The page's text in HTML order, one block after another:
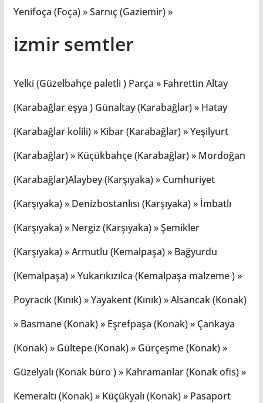
Yenifoça (Foça) » Sarnıç (Gaziemir) »
izmir semtler
Yelki (Güzelbahçe paletli ) Parça » Fahrettin Altay
(Karabağlar eşya ) Günaltay (Karabağlar) » Hatay
(Karabağlar kolili) » Kibar (Karabağlar) » Yeşilyurt
(Karabağlar) » Küçükbahçe (Karabağlar) » Mordoğan
(Karabağlar)Alaybey (Karşıyaka) » Cumhuriyet
(Karşıyaka) » Denizbostanlısı (Karşıyaka) » İmbatlı
(Karşıyaka) » Nergiz (Karşıyaka) » Şemikler
(Karşıyaka) » Armutlu (Kemalpaşa) » Bağyurdu
(Kemalpaşa) » Yukarıkızılca (Kemalpaşa malzeme ) »
Poyracık (Kınık) » Yayakent (Kınık) » Alsancak (Konak)
» Basmane (Konak) » Eşrefpaşa (Konak) » Çankaya
(Konak) » Gültepe (Konak) » Gürçeşme (Konak) »
Güzelyalı (Konak büro ) » Kahramanlar (Konak ofis) »
Kemeraltı (Konak) » Küçükyalı (Konak) » Pasaport